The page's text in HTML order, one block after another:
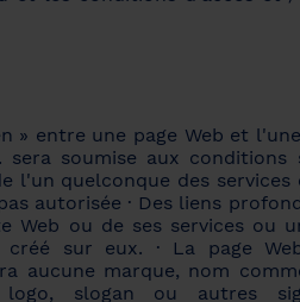
» entre une page Web et
sera soumise aux conditions
quelconque des services
autorisée · Des liens
Web ou de ses services ou
sur eux. · La page
aucune marque, nom
logo, slogan ou autres